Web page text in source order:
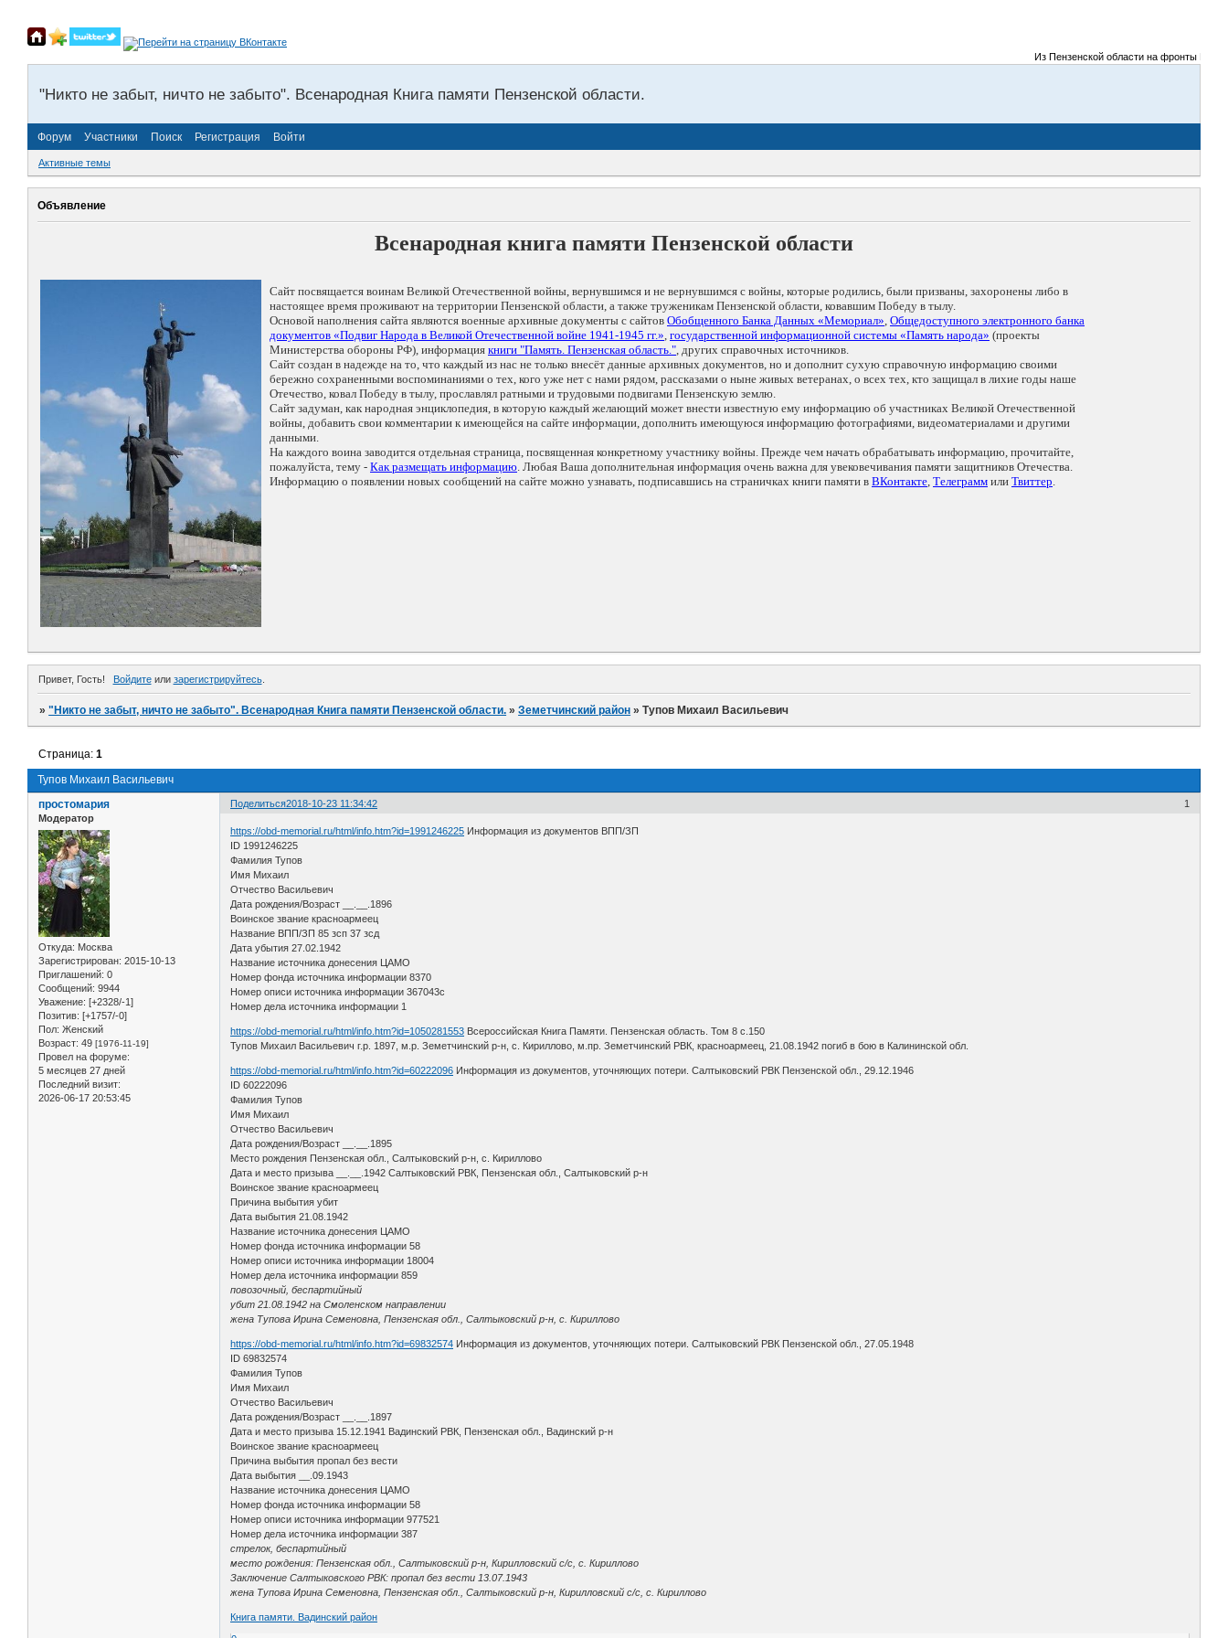
Из Пензенской области на фронты
"Никто не забыт, ничто не забыто". Всенародная Книга памяти Пензенской области.
Форум Участники Поиск Регистрация Войти
Активные темы
Объявление
Всенародная книга памяти Пензенской области
Сайт посвящается воинам Великой Отечественной войны, вернувшимся и не вернувшимся с войны, которые родились, были призваны, захоронены либо в
настоящее время проживают на территории Пензенской области, а также труженикам Пензенской области, ковавшим Победу в тылу.
Основой наполнения сайта являются военные архивные документы с сайтов Обобщенного Банка Данных «Мемориал», Общедоступного электронного банка
документов «Подвиг Народа в Великой Отечественной войне 1941-1945 гг.», государственной информационной системы «Память народа» (проекты
Министерства обороны РФ), информация книги "Память. Пензенская область.", других справочных источников.
Сайт создан в надежде на то, что каждый из нас не только внесёт данные архивных документов, но и дополнит сухую справочную информацию своими
бережно сохраненными воспоминаниями о тех, кого уже нет с нами рядом, рассказами о ныне живых ветеранах, о всех тех, кто защищал в лихие годы наше
Отечество, ковал Победу в тылу, прославлял ратными и трудовыми подвигами Пензенскую землю.
Сайт задуман, как народная энциклопедия, в которую каждый желающий может внести известную ему информацию об участниках Великой Отечественной
войны, добавить свои комментарии к имеющейся на сайте информации, дополнить имеющуюся информацию фотографиями, видеоматериалами и другими
данными.
На каждого воина заводится отдельная страница, посвященная конкретному участнику войны. Прежде чем начать обрабатывать информацию, прочитайте,
пожалуйста, тему - Как размещать информацию. Любая Ваша дополнительная информация очень важна для увековечивания памяти защитников Отечества.
Информацию о появлении новых сообщений на сайте можно узнавать, подписавшись на страничках книги памяти в ВКонтакте, Телеграмм или Твиттер.
Привет, Гость! Войдитеили зарегистрируйтесь.
»"Никто не забыт, ничто не забыто". Всенародная Книга памяти Пензенской области. »Земетчинский район »Тупов Михаил Васильевич
Тупов Михаил Васильевич
Страница:1
Поделиться 1
2018-10-23 11:34:42
простомария
Модератор
Откуда: Москва
Зарегистрирован: 2015-10-13
Приглашений: 0
Сообщений: 9944
Уважение: [+2328/-1]
Позитив: [+1757/-0]
Пол: Женский
Возраст: 49 [1976-11-19]
Провел на форуме:
5 месяцев 27 дней
Последний визит:
2026-06-17 20:53:45
https://obd-memorial.ru/html/info.htm?id=1991246225 Информация из документов ВПП/ЗП
ID 1991246225
Фамилия Тупов
Имя Михаил
Отчество Васильевич
Дата рождения/Возраст __.__.1896
Воинское звание красноармеец
Название ВПП/ЗП 85 зсп 37 зсд
Дата убытия 27.02.1942
Название источника донесения ЦАМО
Номер фонда источника информации 8370
Номер описи источника информации 367043с
Номер дела источника информации 1
https://obd-memorial.ru/html/info.htm?id=1050281553 Всероссийская Книга Памяти. Пензенская область. Том 8 с.150
Тупов Михаил Васильевич г.р. 1897, м.р. Земетчинский р-н, с. Кириллово, м.пр. Земетчинский РВК, красноармеец, 21.08.1942 погиб в бою в Калининской обл.
https://obd-memorial.ru/html/info.htm?id=60222096 Информация из документов, уточняющих потери. Салтыковский РВК Пензенской обл., 29.12.1946
ID 60222096
Фамилия Тупов
Имя Михаил
Отчество Васильевич
Дата рождения/Возраст __.__.1895
Место рождения Пензенская обл., Салтыковский р-н, с. Кириллово
Дата и место призыва __.__.1942 Салтыковский РВК, Пензенская обл., Салтыковский р-н
Воинское звание красноармеец
Причина выбытия убит
Дата выбытия 21.08.1942
Название источника донесения ЦАМО
Номер фонда источника информации 58
Номер описи источника информации 18004
Номер дела источника информации 859
повозочный, беспартийный
убит 21.08.1942 на Смоленском направлении
жена Тупова Ирина Семеновна, Пензенская обл., Салтыковский р-н, с. Кириллово
https://obd-memorial.ru/html/info.htm?id=69832574 Информация из документов, уточняющих потери. Салтыковский РВК Пензенской обл., 27.05.1948
ID 69832574
Фамилия Тупов
Имя Михаил
Отчество Васильевич
Дата рождения/Возраст __.__.1897
Дата и место призыва 15.12.1941 Вадинский РВК, Пензенская обл., Вадинский р-н
Воинское звание красноармеец
Причина выбытия пропал без вести
Дата выбытия __.09.1943
Название источника донесения ЦАМО
Номер фонда источника информации 58
Номер описи источника информации 977521
Номер дела источника информации 387
стрелок, беспартийный
место рождения: Пензенская обл., Салтыковский р-н, Кирилловский с/с, с. Кириллово
Заключение Салтыковского РВК: пропал без вести 13.07.1943
жена Тупова Ирина Семеновна, Пензенская обл., Салтыковский р-н, Кирилловский с/с, с. Кириллово
Книга памяти. Вадинский район